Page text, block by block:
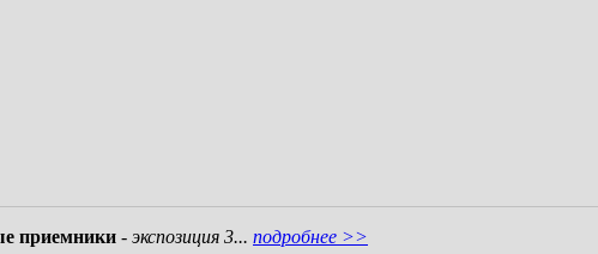
приемники - экспозиция 3... подробнее >>